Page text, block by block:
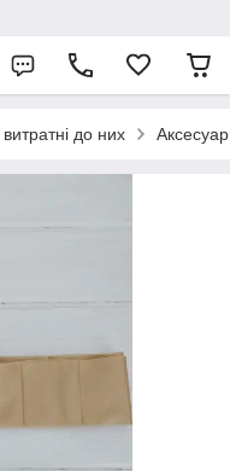
до них